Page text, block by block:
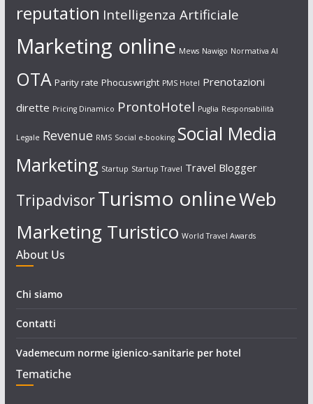
reputation Intelligenza Artificiale
Marketing online Mews Nawigo Normativa AI
OTA Parity rate Phocuswright PMS Hotel Prenotazioni
dirette Pricing Dinamico ProntoHotel Puglia Responsabilità
Legale Revenue RMS Social e-booking Social Media
Marketing Startup Startup Travel Travel Blogger
TripadvisorTurismo onlineWeb
Marketing Turistico World Travel Awards
About Us
Chi siamo
Contatti
Vademecum norme igienico-sanitarie per hotel
Tematiche